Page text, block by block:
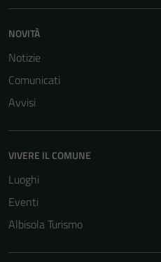
NOVITÀ
Notizie
Comunicati
Avvisi
VIVERE IL COMUNE
Luoghi
Eventi
Albisola Turismo